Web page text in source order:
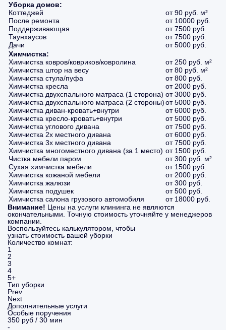
Уборка домов:
Коттеджей
от 90 руб. м²
После ремонта
от 10000 руб.
Поддерживающая
от 7500 руб.
Таунхаусов
от 7500 руб.
Дачи
от 5000 руб.
Химчистка:
Химчистка ковров/ковриков/ковролина
от 250 руб. м²
Химчистка штор на весу
от 80 руб. м²
Химчистка стула/пуфа
от 800 руб.
Химчистка кресла
от 2000 руб.
Химчистка двухспального матраса (1 сторона) от 3000 руб.
Химчистка двухспального матраса (2 стороны)от 5000 руб.
Химчистка диван-кровать+внутри
от 6000 руб.
Химчистка кресло-кровать+внутри
от 5000 руб.
Химчистка углового дивана
от 7500 руб.
Химчистка 2х местного дивана
от 6000 руб.
Химчистка 3х местного дивана
от 7500 руб.
Химчистка многоместного дивана (за 1 место) от 1500 руб.
Чистка мебели паром
от 300 руб. м²
Сухая химчистка мебели
от 1500 руб.
Химчистка кожаной мебели
от 2000 руб.
Химчистка жалюзи
от 300 руб.
Химчистка подушек
от 500 руб.
Химчистка салона грузового автомобиля
от 18000 руб.
Внимание! Цены на услуги клининга не являются
окончательными. Точную стоимость уточняйте у менеджеров
компании.
Воспользуйтесь калькулятором, чтобы
узнать стоимость вашей уборки
Количество комнат:
1
2
3
4
5+
Тип уборки
Prev
Next
Дополнительные услуги
Особые поручения
350 руб / 30 мин
-